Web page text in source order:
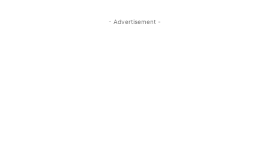
- Advertisement -